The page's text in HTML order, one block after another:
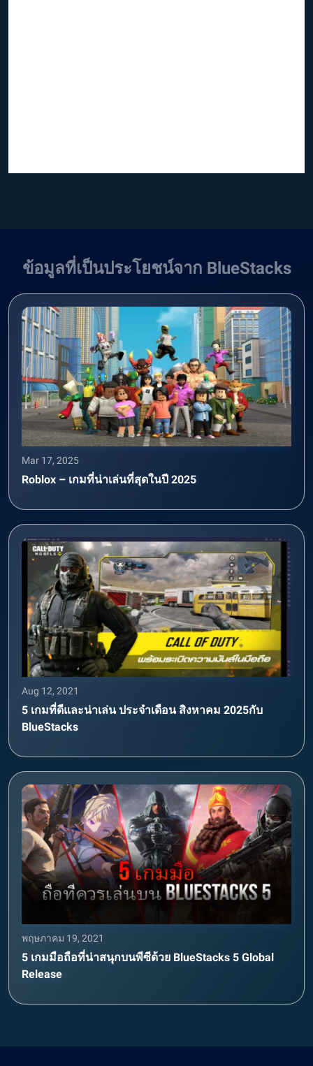
ข้อมูลที่เป็นประโยชน์จาก BlueStacks
Mar 17, 2025
Roblox – เกมที่น่าเล่นที่สุดในปี 2025
Aug 12, 2021
5 เกมที่ดีและน่าเล่น ประจำเดือน สิงหาคม 2025กับ
BlueStacks
พฤษภาคม 19, 2021
5 เกมมือถือที่น่าสนุกบนพีซีด้วย BlueStacks 5 Global
Release